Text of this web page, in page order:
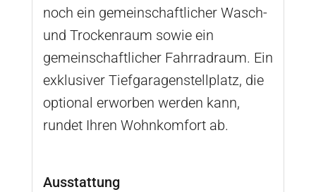
noch ein gemeinschaftlicher Wasch-
und Trockenraum sowie ein
gemeinschaftlicher Fahrradraum. Ein
exklusiver Tiefgaragenstellplatz, die
optional erworben werden kann,
rundet Ihren Wohnkomfort ab.
Ausstattung